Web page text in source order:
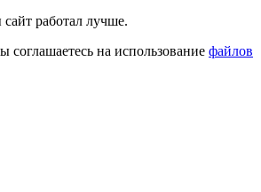
работал лучше.
соглашаетесь на использование файлов